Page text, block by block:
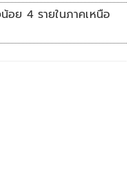
อย 4 รายในภาคเหนือ